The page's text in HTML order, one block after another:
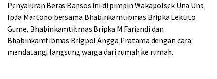
Penyaluran Beras Bansos ini di pimpin Wakapolsek Una Una
Ipda Martono bersama Bhabinkamtibmas Bripka Lektito
Gume, Bhabinkamtibmas Bripka M Fariandi dan
Bhabinkamtibmas Brigpol Angga Pratama dengan cara
mendatangi langsung warga dari rumah ke rumah.